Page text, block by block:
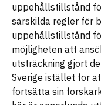
uppehållstillstånd
särskilda regler för
uppehållstillstånd
möjligheten att
utsträckning gjort
Sverige istället för
fortsätta sin